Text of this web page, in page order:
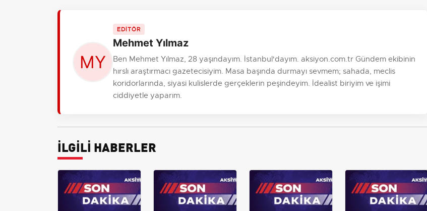
EDİTÖR
Mehmet Yılmaz
Ben Mehmet Yılmaz, 28 yaşındayım. İstanbul'dayım. aksiyon.com.tr Gündem ekibinin
hırslı araştırmacı gazetecisiyim. Masa başında durmayı sevmem; sahada, meclis
koridorlarında, siyasi kulislerde gerçeklerin peşindeyim. İdealist biriyim ve işimi
ciddiyetle yaparım.
İLGİLİ HABERLER